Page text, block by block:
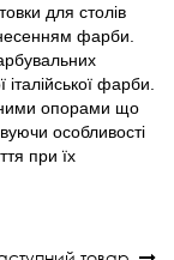
для столів
фарби.
фарби.
опорами що
особливості
при їх